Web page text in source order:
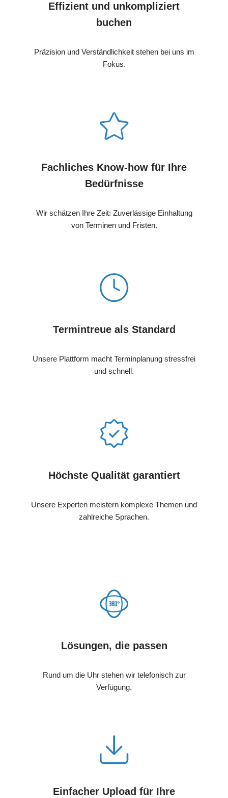
Effizient und unkompliziert
buchen
Präzision und Verständlichkeit stehen bei uns im
Fokus.
Fachliches Know-how für Ihre
Bedürfnisse
Wir schätzen Ihre Zeit: Zuverlässige Einhaltung
von Terminen und Fristen.
Termintreue als Standard
Unsere Plattform macht Terminplanung stressfrei
und schnell.
Höchste Qualität garantiert
Unsere Experten meistern komplexe Themen und
zahlreiche Sprachen.
Lösungen, die passen
Rund um die Uhr stehen wir telefonisch zur
Verfügung.
Einfacher Upload für Ihre